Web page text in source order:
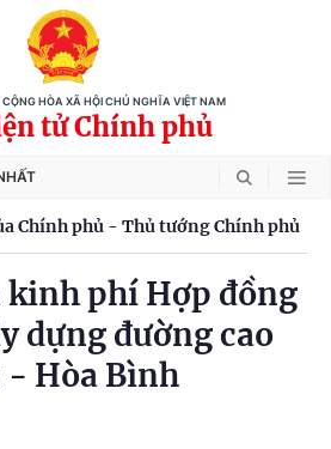
HÒA XÃ HỘI CHỦ NGHĨA VIỆT NAM
tử Chính phủ
Chính phủ - Thủ tướng Chính phủ
phí Hợp đồng
dựng đường cao
- Hòa Bình